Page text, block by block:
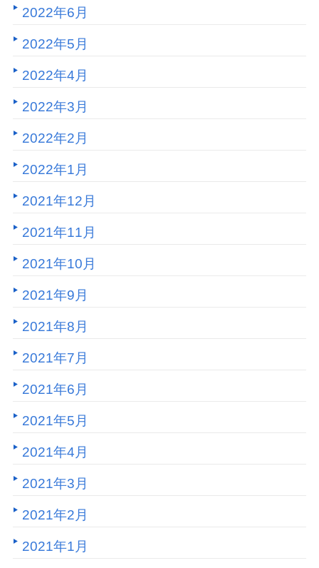
2022年6月
2022年5月
2022年4月
2022年3月
2022年2月
2022年1月
2021年12月
2021年11月
2021年10月
2021年9月
2021年8月
2021年7月
2021年6月
2021年5月
2021年4月
2021年3月
2021年2月
2021年1月